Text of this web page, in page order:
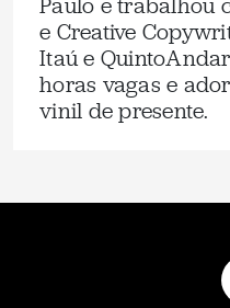
e Creative
Itaú e
horas vagas e
vinil de presente.